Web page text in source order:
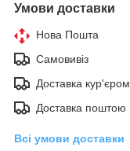
Умови доставки
Нова Пошта
Самовивіз
Доставка кур'єром
Доставка поштою
Всі умови доставки